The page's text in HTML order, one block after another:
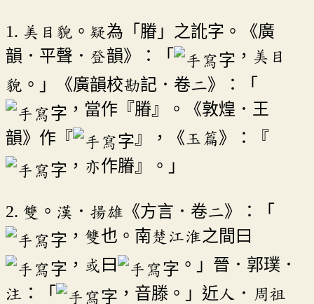
1. 美目貌。疑為「膡」之訛字。《廣
韻．平聲．登韻》：「
，美目
貌。」《廣韻校勘記．卷二》：「
，當作『膡』。《敦煌．王
韻》作『
』，《玉篇》：『
，亦作膡』。」
2. 雙。漢．揚雄《方言．卷二》：「
，雙也。南楚江淮之間曰
，或曰
。」晉．郭璞．
注：「
，音滕。」近人．周祖